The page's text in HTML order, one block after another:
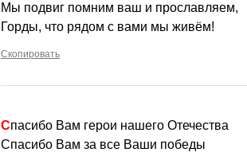
Мы подвиг помним ваш и прославляем,
Горды, что рядом с вами мы живём!
Скопировать
Спасибо Вам герои нашего Отечества
Спасибо Вам за все Ваши победы